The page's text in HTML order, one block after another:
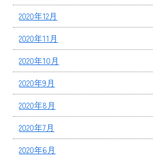
2020年12月
2020年11月
2020年10月
2020年9月
2020年8月
2020年7月
2020年6月